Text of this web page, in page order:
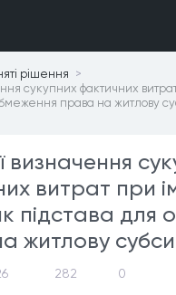
рiшення
сукупних фактичних
права на житлову
визначення
витрат при
підстава для
житлову
282 0